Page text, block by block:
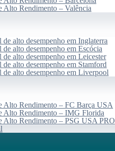
Alto Rendimento – Valência
alto desempenho em Inglaterra
alto desempenho em Escócia
alto desempenho em Leicester
alto desempenho em Stamford
de alto desempenho em Liverpool
Alto Rendimento – FC Barça USA
Alto Rendimento – IMG Florida
Alto Rendimento – PSG USA PRO